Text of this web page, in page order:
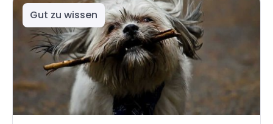
Gut zu wissen